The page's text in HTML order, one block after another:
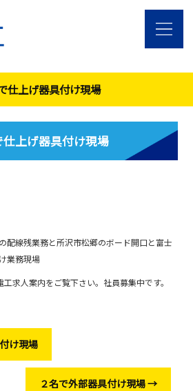
仕上げ器具付け現場
仕上げ器具付け現場
配線残業務と所沢市松郷のボード開口と富士
業務現場
求人案内をご覧下さい。社員募集中です。
け現場
２名で外部器具付け現場→